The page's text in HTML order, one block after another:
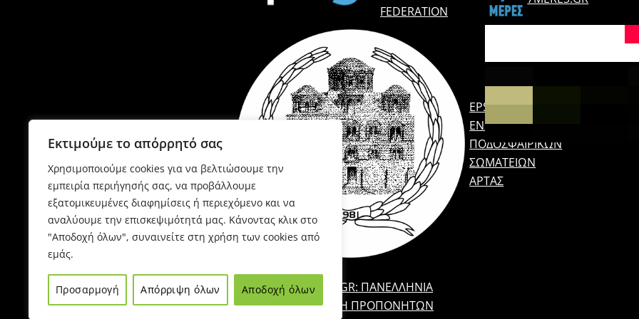
Εκτιμούμε το απόρρητό σας
Χρησιμοποιούμε cookies για να βελτιώσουμε την
εμπειρία περιήγησής σας, να προβάλλουμε
εξατομικευμένες διαφημίσεις ή περιεχόμενο και να
αναλύουμε την επισκεψιμότητά μας. Κάνοντας κλικ στο
"Αποδοχή όλων", συναινείτε στη χρήση των cookies από
εμάς.
Προσαρμογή Απόρριψη όλων Αποδοχή όλων
FEDERATION
EPSARTAS.GR:
ΈΝΩΣΗ
ΠΟΔΟΣΦΑΙΡΙΚΏΝ
ΣΩΜΑΤΕΊΩΝ
ΆΡΤΑΣ
PEPP.GR: ΠΑΝΕΛΛΉΝΙΑ
ΈΝΩΣΗ ΠΡΟΠΟΝΗΤΏΝ